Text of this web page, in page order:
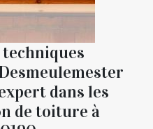
dans les
de toiture à